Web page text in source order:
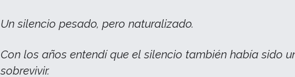
Un silencio pesado, pero naturalizado.
Con los años entendí que el silencio también había sido
sobrevivir.